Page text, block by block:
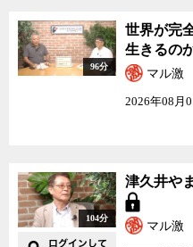
96分
世界が完
生きるの
マル激
2026年08月
104分
津久井や
マル激